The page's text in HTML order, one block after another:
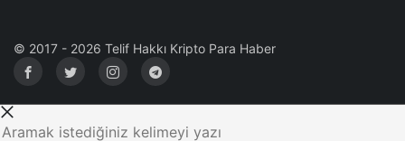
© 2017 - 2026 Telif Hakkı Kripto Para Haber